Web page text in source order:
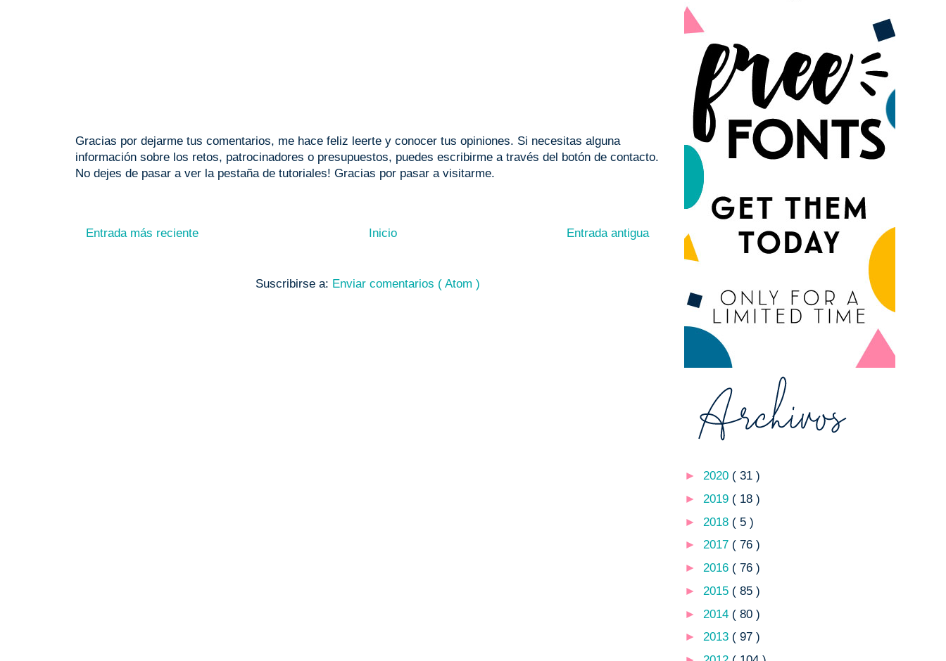
Gracias por dejarme tus comentarios, me hace feliz leerte y conocer tus opiniones. Si necesitas alguna
información sobre los retos, patrocinadores o presupuestos, puedes escribirme a través del botón de contacto.
No dejes de pasar a ver la pestaña de tutoriales! Gracias por pasar a visitarme.
Entrada más reciente Entrada antigua
Inicio
Suscribirse a: Enviar comentarios ( Atom )
► 2020 ( 31 )
► 2019 ( 18 )
► 2018 ( 5 )
► 2017 ( 76 )
► 2016 ( 76 )
► 2015 ( 85 )
► 2014 ( 80 )
► 2013 ( 97 )